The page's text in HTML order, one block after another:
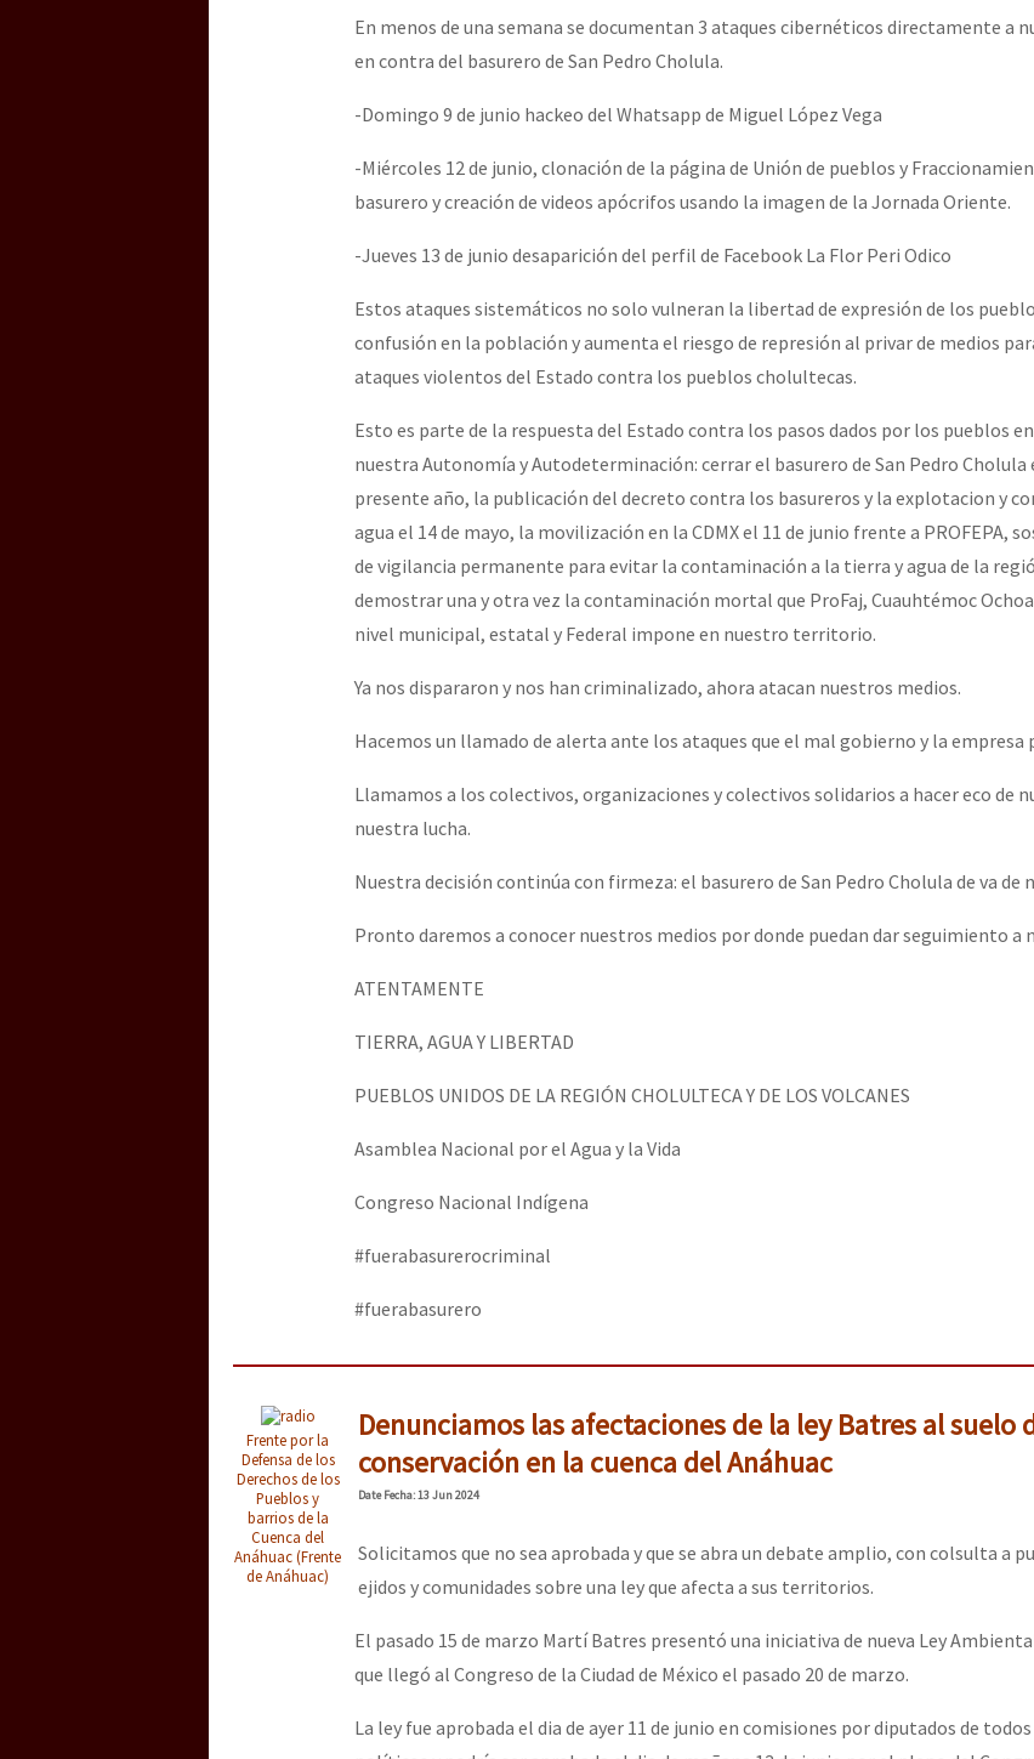
Se o México sabe, que o mundo saiba! Nossas lutas pela memória, a justiça e a
[25 abr – CDMX] Tokín por el CNI: 30 años de Resistencia y Rebeldía
En menos de una semana se documentan 3 ataques cibernéticos directamente a
en contra del basurero de San Pedro Cholula.
-Domingo 9 de junio hackeo del Whatsapp de Miguel López Vega
-Miércoles 12 de junio, clonación de la página de Unión de pueblos y
basurero y creación de videos apócrifos usando la imagen de la Jornada Oriente.
-Jueves 13 de junio desaparición del perfil de Facebook La Flor Peri Odico
Estos ataques sistemáticos no solo vulneran la libertad de expresión de los
confusión en la población y aumenta el riesgo de represión al privar de medios
ataques violentos del Estado contra los pueblos cholultecas.
Esto es parte de la respuesta del Estado contra los pasos dados por los pueblos
nuestra Autonomía y Autodeterminación: cerrar el basurero de San Pedro Cholula
presente año, la publicación del decreto contra los basureros y la explotacion y
agua el 14 de mayo, la movilización en la CDMX el 11 de junio frente a PROFEPA,
de vigilancia permanente para evitar la contaminación a la tierra y agua de la
demostrar una y otra vez la contaminación mortal que ProFaj, Cuauhtémoc
nivel municipal, estatal y Federal impone en nuestro territorio.
Ya nos dispararon y nos han criminalizado, ahora atacan nuestros medios.
Hacemos un llamado de alerta ante los ataques que el mal gobierno y la empresa
Llamamos a los colectivos, organizaciones y colectivos solidarios a hacer eco de
nuestra lucha.
Nuestra decisión continúa con firmeza: el basurero de San Pedro Cholula de va
Pronto daremos a conocer nuestros medios por donde puedan dar seguimiento a
ATENTAMENTE
TIERRA, AGUA Y LIBERTAD
PUEBLOS UNIDOS DE LA REGIÓN CHOLULTECA Y DE LOS VOLCANES
Asamblea Nacional por el Agua y la Vida
Congreso Nacional Indígena
#fuerabasurerocriminal
#fuerabasurero
Frente por la
Defensa de los
Derechos de los
Pueblos y
barrios de la
Cuenca del
Anáhuac (Frente
de Anáhuac)
Denunciamos las afectaciones de la ley Batres al suelo
conservación en la cuenca del Anáhuac
DateFecha: 13 Jun 2024
Solicitamos que no sea aprobada y que se abra un debate amplio, con colsulta a
ejidos y comunidades sobre una ley que afecta a sus territorios.
El pasado 15 de marzo Martí Batres presentó una iniciativa de nueva Ley
que llegó al Congreso de la Ciudad de México el pasado 20 de marzo.
La ley fue aprobada el dia de ayer 11 de junio en comisiones por diputados de